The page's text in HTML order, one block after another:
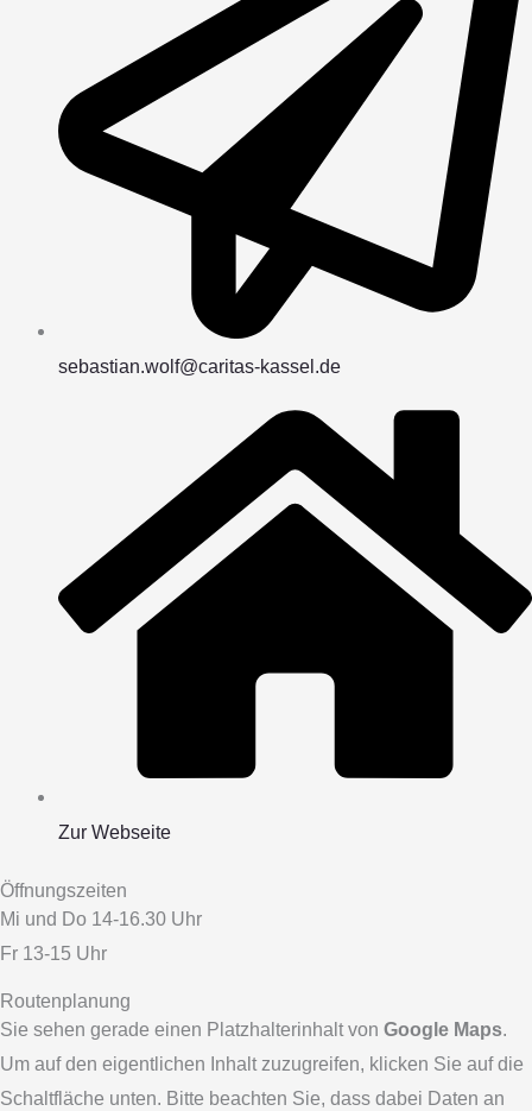
sebastian.wolf@caritas-kassel.de
Zur Webseite
Öffnungszeiten
Mi und Do 14-16.30 Uhr
Fr 13-15 Uhr
Routenplanung
Sie sehen gerade einen Platzhalterinhalt von Google Maps.
Um auf den eigentlichen Inhalt zuzugreifen, klicken Sie auf die
Schaltfläche unten. Bitte beachten Sie, dass dabei Daten an